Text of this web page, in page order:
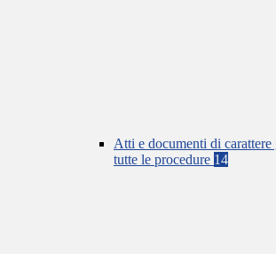
Atti e documenti di carattere
tutte le procedure 14